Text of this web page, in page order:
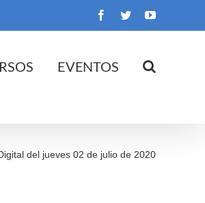
Facebook
TwitterYouTube
EVENTOS
del jueves 02 de julio de 2020